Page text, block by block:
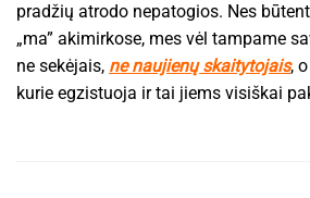
pradžių atrodo nepatogios. Nes
„ma” akimirkose, mes vėl tampame
ne sekėjais, ne naujienų skaitytojais,
kurie egzistuoja ir tai jiems visiškai